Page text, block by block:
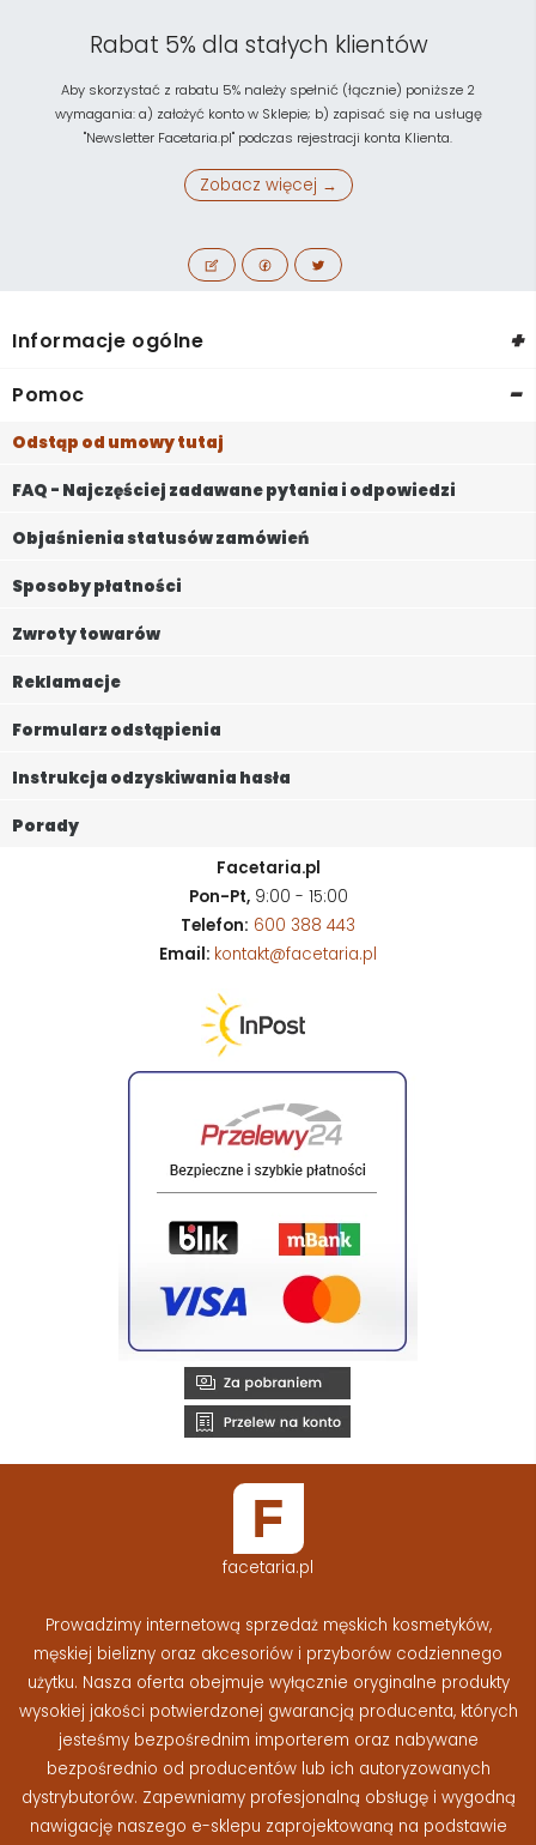
Rabat 5% dla stałych klientów
Aby skorzystać z rabatu 5% należy spełnić (łącznie) poniższe 2
wymagania: a) założyć konto w Sklepie; b) zapisać się na usługę
"Newsletter Facetaria.pl" podczas rejestracji konta Klienta.
Zobacz więcej →
Informacje ogólne +
Pomoc -
Odstąp od umowy tutaj
FAQ - Najczęściej zadawane pytania i odpowiedzi
Objaśnienia statusów zamówień
Sposoby płatności
Zwroty towarów
Reklamacje
Formularz odstąpienia
Instrukcja odzyskiwania hasła
Porady
Facetaria.pl
Pon-Pt,9:00 - 15:00
Telefon: 600 388 443
Email: kontakt@facetaria.pl
facetaria.pl
Prowadzimy internetową sprzedaż męskich kosmetyków,
męskiej bielizny oraz akcesoriów i przyborów codziennego
użytku. Nasza oferta obejmuje wyłącznie oryginalne produkty
wysokiej jakości potwierdzonej gwarancją producenta, których
jesteśmy bezpośrednim importerem oraz nabywane
bezpośrednio od producentów lub ich autoryzowanych
dystrybutorów. Zapewniamy profesjonalną obsługę i wygodną
nawigację naszego e-sklepu zaprojektowaną na podstawie